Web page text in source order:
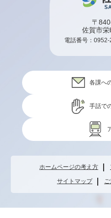
〒
佐賀市
電話番号： 0952-
各課へ
手話で
ホームページの考え方
サイトマップ